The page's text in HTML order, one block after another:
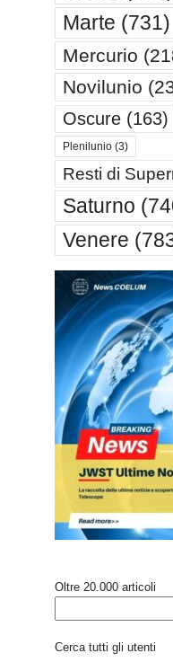
Marte (731)
Mercurio
Novilunio
Oscure(163)
Plenilunio(3)
Resti di
Saturno
Venere
Oltre 20.000 articoli
Cerca tutti gli utenti